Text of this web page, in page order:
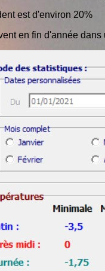
est d'environ 20%
en fin d'année